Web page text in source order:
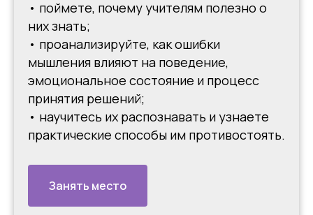
• поймете, почему учителям полезно о
них знать;
• проанализируйте, как ошибки
мышления влияют на поведение,
эмоциональное состояние и процесс
принятия решений;
• научитесь их распознавать и узнаете
практические способы им противостоять.
Занять место